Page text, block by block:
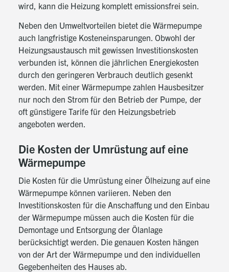
wird, kann die Heizung komplett emissionsfrei sein.
Neben den Umweltvorteilen bietet die Wärmepumpe
auch langfristige Kosteneinsparungen. Obwohl der
Heizungsaustausch mit gewissen Investitionskosten
verbunden ist, können die jährlichen Energiekosten
durch den geringeren Verbrauch deutlich gesenkt
werden. Mit einer Wärmepumpe zahlen Hausbesitzer
nur noch den Strom für den Betrieb der Pumpe, der
oft günstigere Tarife für den Heizungsbetrieb
angeboten werden.
Die Kosten der Umrüstung auf eine
Wärmepumpe
Die Kosten für die Umrüstung einer Ölheizung auf eine
Wärmepumpe können variieren. Neben den
Investitionskosten für die Anschaffung und den Einbau
der Wärmepumpe müssen auch die Kosten für die
Demontage und Entsorgung der Ölanlage
berücksichtigt werden. Die genauen Kosten hängen
von der Art der Wärmepumpe und den individuellen
Gegebenheiten des Hauses ab.